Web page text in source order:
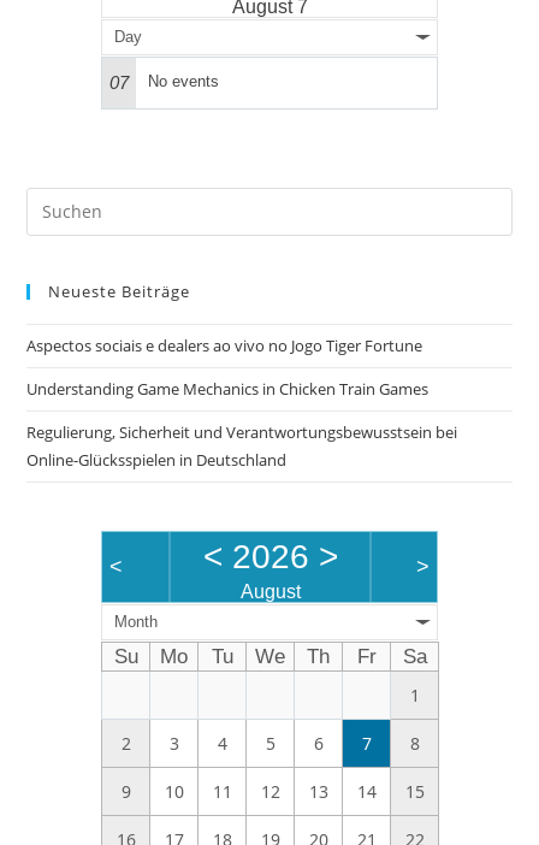
August 7
Day
07 No events
Neueste Beiträge
Aspectos sociais e dealers ao vivo no Jogo Tiger Fortune
Understanding Game Mechanics in Chicken Train Games
Regulierung, Sicherheit und Verantwortungsbewusstsein bei
Online-Glücksspielen in Deutschland
< < 2026 >
August
>
Month
Su Mo Tu We Th Fr
Sa
1
2 3 4 5 6 7 8
9 10 11 12 13 14 15
16 17 18 19 20 21 22